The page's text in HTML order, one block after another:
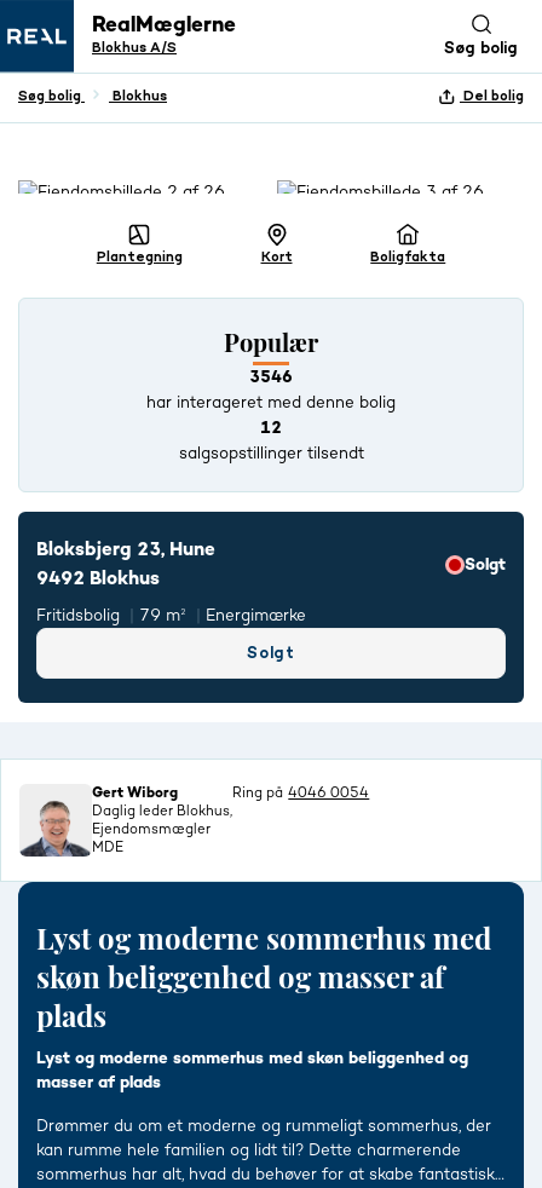
RealMæglerne
Blokhus A/S Søg bolig
Søg bolig Blokhus Del bolig
+ 25 BILLEDER
Boligfakta
Plantegning Kort
Populær
3546
har interageret med denne bolig
12
salgsopstillinger tilsendt
Bloksbjerg 23, Hune
9492 Blokhus
Solgt
Fritidsbolig 79 m² Energimærke
Solgt
Gert Wiborg
Daglig leder Blokhus,
Ejendomsmægler
MDE
Ring på 4046 0054
Lyst og moderne sommerhus med
skøn beliggenhed og masser af
plads
Lyst og moderne sommerhus med skøn beliggenhed og
masser af plads
Drømmer du om et moderne og rummeligt sommerhus, der
kan rumme hele familien og lidt til? Dette charmerende
sommerhus har alt, hvad du behøver for at skabe fantastiske